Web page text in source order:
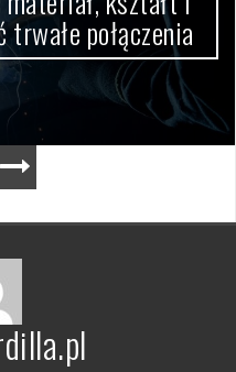
połączenia